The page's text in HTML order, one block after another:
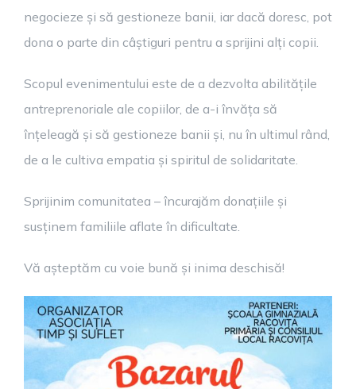
negocieze și să gestioneze banii, iar dacă doresc, pot
dona o parte din câștiguri pentru a sprijini alți copii.
Scopul evenimentului este de a dezvolta abilitățile
antreprenoriale ale copiilor, de a-i învăța să
înțeleagă și să gestioneze banii și, nu în ultimul rând,
de a le cultiva empatia și spiritul de solidaritate.
Sprijinim comunitatea – încurajăm donațiile și
susținem familiile aflate în dificultate.
Vă așteptăm cu voie bună și inima deschisă!